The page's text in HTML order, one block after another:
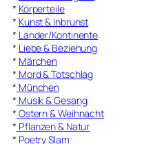
* Körperteile
* Kunst & Inbrunst
* Länder/Kontinente
* Liebe & Beziehung
* Märchen
* Mord & Totschlag
* München
* Musik & Gesang
* Ostern & Weihnacht
* Pflanzen & Natur
* Poetry Slam